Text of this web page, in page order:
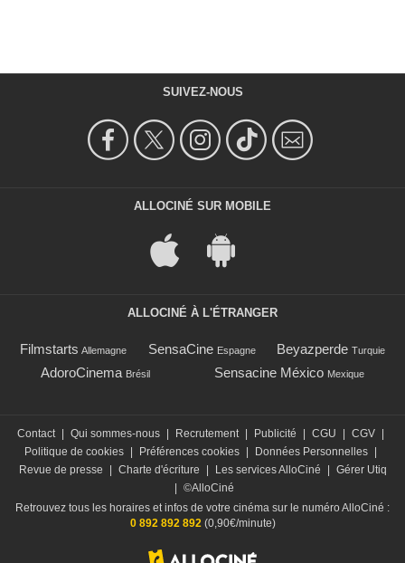
SUIVEZ-NOUS
ALLOCINÉ SUR MOBILE
ALLOCINÉ À L'ÉTRANGER
Filmstarts Allemagne SensaCine Espagne Beyazperde Turquie
AdoroCinema Brésil Sensacine México Mexique
Contact Qui sommes-nous Recrutement Publicité CGU CGV
Politique de cookies
Préférences cookies Données Personnelles
Revue de presse
Charte d'écriture Les services AlloCiné
Gérer Utiq
©AlloCiné
Retrouvez tous les horaires et infos de votre cinéma sur le numéro AlloCiné :
0 892 892 892(0,90€/minute)